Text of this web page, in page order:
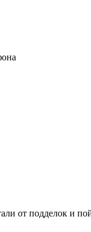
от подделок и